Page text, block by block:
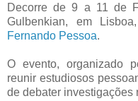
Decorre de 9 a 11 de
Gulbenkian, em
Fernando Pessoa.
O evento, organizado
reunir estudiosos
de debater investigações